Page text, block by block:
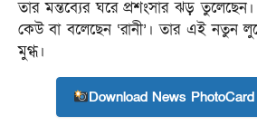
তার মন্তব্যের ঘরে প্রশংসার ঝড়
কেউ বা বলেছেন ‘রানী’। তার এই নতুন
মুগ্ধ।
Download News